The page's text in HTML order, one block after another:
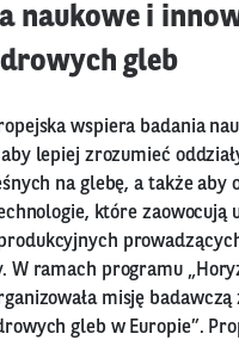
naukowe i
gleb
wspiera badania
lepiej zrozumieć
na glebę, a także aby
które zaowocują
W ramach programu
misję
gleb w Europie”.